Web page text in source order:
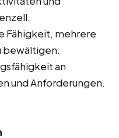
Fähigkeit, mehrere
bewältigen.
an
und Anforderungen.